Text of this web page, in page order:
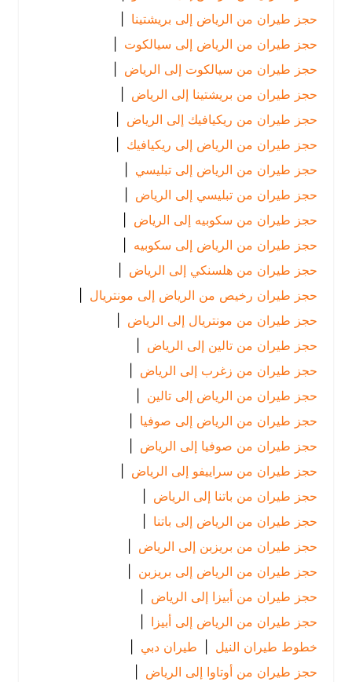
حجز طيران من الرياض إلى بريشتينا |
حجز طيران من الرياض إلى سيالكوت |
حجز طيران من سيالكوت إلى الرياض
|
حجز طيران من بريشتينا إلى الرياض
|
حجز طيران من ريكيافيك إلى الرياض
|
حجز طيران من الرياض إلى ريكيافيك |
حجز طيران من الرياض إلى تبليسي |
حجز طيران من تبليسي إلى الرياض
|
حجز طيران من سكوبيه إلى الرياض
|
حجز طيران من الرياض إلى سكوبيه |
حجز طيران من هلسنكي إلى الرياض
|
حجز طيران رخيص من الرياض إلى مونتريال |
حجز طيران من مونتريال إلى الرياض
|
حجز طيران من تالين إلى الرياض
|
حجز طيران من زغرب إلى الرياض
|
حجز طيران من الرياض إلى تالين
|
حجز طيران من الرياض إلى صوفيا
|
حجز طيران من صوفيا إلى الرياض
|
حجز طيران من سراييفو إلى الرياض
|
حجز طيران من باتنا إلى الرياض
|
حجز طيران من الرياض إلى باتنا |
حجز طيران من بريزبن إلى الرياض
|
حجز طيران من الرياض إلى بريزبن |
حجز طيران من أبيزا إلى الرياض
|
حجز طيران من الرياض إلى أبيزا
خطوط طيران النيل | طيران دبي |
حجز طيران من أوتاوا إلى الرياض
|